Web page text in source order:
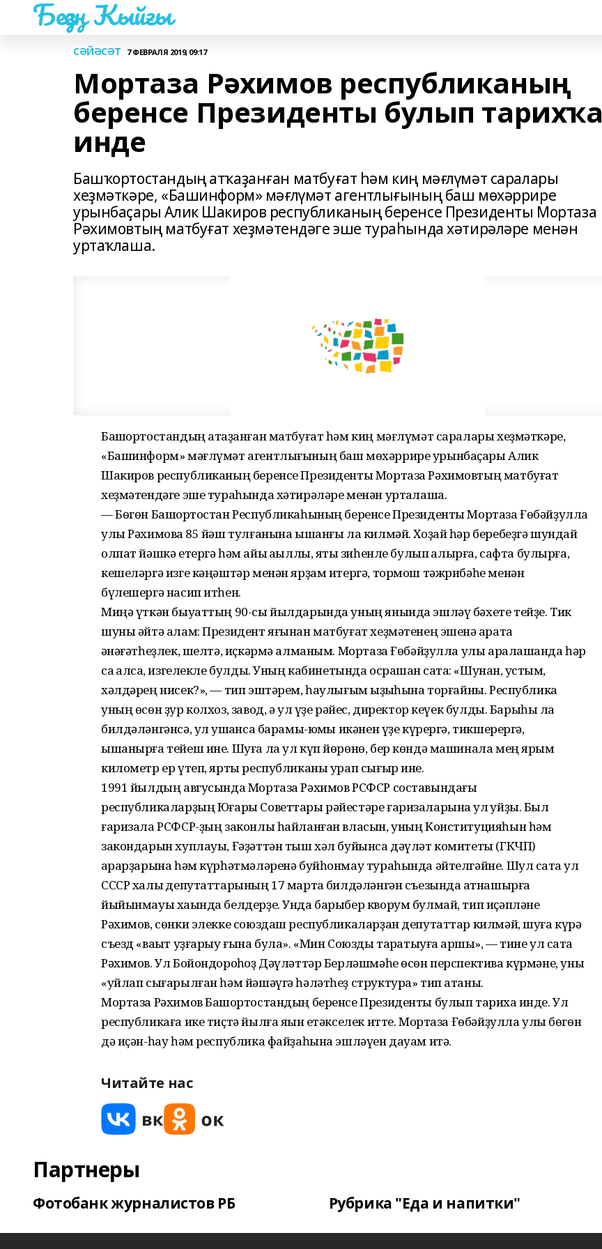
Беҙҙең Ҡыйғы
СӘЙӘСӘТ 7 ФЕВРАЛЯ 2019, 09:17
Мортаза Рәхимов республиканың
беренсе Президенты булып тарихҡа
инде
Башҡортостандың атҡаҙанған матбуғат һәм киң мәғлүмәт саралары
хеҙмәткәре, «Башинформ» мәғлүмәт агентлығының баш мөхәррире
урынбаҫары Алик Шакиров республиканың беренсе Президенты Мортаза
Рәхимовтың матбуғат хеҙмәтендәге эше тураһында хәтирәләре менән
уртаҡлаша.
Башҡортостандың атҡаҙанған матбуғат һәм киң мәғлүмәт саралары хеҙмәткәре,
«Башинформ» мәғлүмәт агентлығының баш мөхәррире урынбаҫары Алик
Шакиров республиканың беренсе Президенты Мортаза Рәхимовтың матбуғат
хеҙмәтендәге эше тураһында хәтирәләре менән уртаҡлаша.
— Бөгөн Башҡортостан Республикаһының беренсе Президенты Мортаза Ғөбәйҙулла
улы Рәхимовҡа 85 йәш тулғанына ышанғы ла килмәй. Хоҙай һәр беребеҙгә шундай
олпат йәшкә етергә һәм айыҡ аҡыллы, яҡты зиһенле булып ҡалырға, сафта булырға,
кешеләргә изге кәңәштәр менән ярҙам итергә, тормош тәжрибәһе менән
бүлешергә насип итһен.
Миңә үткән быуаттың 90-сы йылдарында уның янында эшләү бәхете тейҙе. Тик
шуны әйтә алам: Президент яғынан матбуғат хеҙмәтенең эшенә ҡарата
ҡәнәғәтһеҙлек, шелтә, иҫкәрмә алманым. Мортаза Ғөбәйҙулла улы аралашҡанда һәр
саҡ алсаҡ, изгелекле булды. Уның кабинетында осрашҡан саҡта: «Шунан, ҡустым,
хәлдәрең нисек?», — тип эштәрем, һаулығым ҡыҙыҡһына торғайны. Республика
уның өсөн ҙур колхоз, завод, ә ул үҙе рәйес, директор кеүек булды. Барыһы ла
билдәләнгәнсә, ул ҡушҡанса барамы-юҡмы икәнен үҙе күрергә, тикшерергә,
ышанырға тейеш ине. Шуға ла ул күп йөрөнө, бер көндә машинала мең ярым
километр ер үтеп, ярты республиканы урап сығыр ине.
1991 йылдың авгусында Мортаза Рәхимов РСФСР составындағы
республикаларҙың Юғары Советтары рәйестәре ғаризаларына ҡул ҡуйҙы. Был
ғаризала РСФСР-ҙың законлы һайланған власын, уның Конституцияһын һәм
закондарын хуплауы, Ғәҙәттән тыш хәл буйынса дәүләт комитеты (ГКЧП)
ҡарарҙарына һәм күрһәтмәләренә буйһонмау тураһында әйтелгәйне. Шул саҡта ул
СССР халыҡ депутаттарының 17 мартҡа билдәләнгән съезында ҡатнашырға
йыйынмауы хаҡында белдерҙе. Унда барыбер кворум булмай, тип иҫәпләне
Рәхимов, сөнки элекке союздаш республикаларҙан депутаттар килмәй, шуға күрә
съезд «ваҡыт уҙғарыу ғына була». «Мин Союзды тарҡатыуға ҡаршы», — тине ул саҡта
Рәхимов. Ул Бойондороҡһоҙ Дәүләттәр Берләшмәһе өсөн перспектива күрмәне, уны
«уйлап сығарылған һәм йәшәүгә һәләтһеҙ структура» тип атаны.
Мортаза Рәхимов Башҡортостандың беренсе Президенты булып тарихҡа инде. Ул
республикаға ике тиҫтә йылға яҡын етәкселек итте. Мортаза Ғөбәйҙулла улы бөгөн
дә иҫән-һау һәм республика файҙаһына эшләүен дауам итә.
Читайте нас
Партнеры
Фотобанк журналистов РБ Рубрика "Еда и напитки"